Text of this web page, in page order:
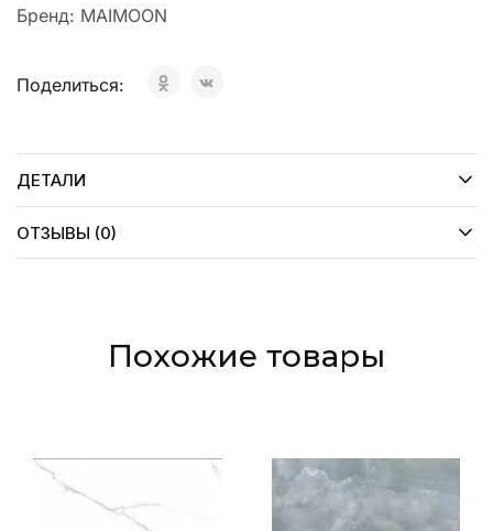
Бренд: MAIMOON
Поделиться:
ДЕТАЛИ
ОТЗЫВЫ (0)
Похожие товары